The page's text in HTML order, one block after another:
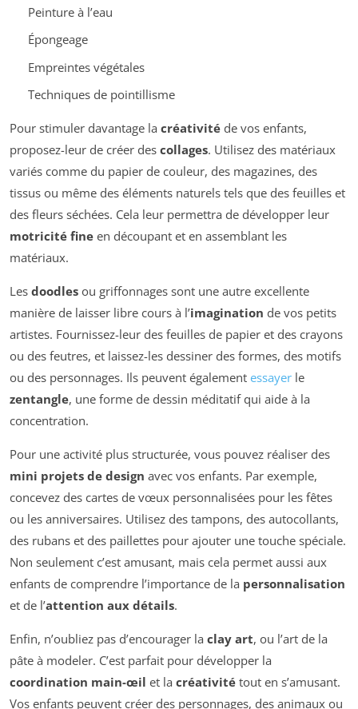
Peinture à l’eau
Épongeage
Empreintes végétales
Techniques de pointillisme
Pour stimuler davantage la créativité de vos enfants,
proposez-leur de créer des collages. Utilisez des matériaux
variés comme du papier de couleur, des magazines, des
tissus ou même des éléments naturels tels que des feuilles et
des fleurs séchées. Cela leur permettra de développer leur
motricité fine en découpant et en assemblant les
matériaux.
Les doodles ou griffonnages sont une autre excellente
manière de laisser libre cours à l’imagination de vos petits
artistes. Fournissez-leur des feuilles de papier et des crayons
ou des feutres, et laissez-les dessiner des formes, des motifs
ou des personnages. Ils peuvent également essayer le
zentangle, une forme de dessin méditatif qui aide à la
concentration.
Pour une activité plus structurée, vous pouvez réaliser des
mini projets de design avec vos enfants. Par exemple,
concevez des cartes de vœux personnalisées pour les fêtes
ou les anniversaires. Utilisez des tampons, des autocollants,
des rubans et des paillettes pour ajouter une touche spéciale.
Non seulement c’est amusant, mais cela permet aussi aux
enfants de comprendre l’importance de la personnalisation
et de l’attention aux détails.
Enfin, n’oubliez pas d’encourager la clay art, ou l’art de la
pâte à modeler. C’est parfait pour développer la
coordination main-œil et la créativité tout en s’amusant.
Vos enfants peuvent créer des personnages, des animaux ou